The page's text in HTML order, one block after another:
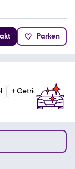
Parken
+Getriebe: